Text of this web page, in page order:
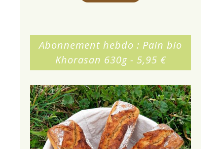
Abonnement hebdo : Pain bio
Khorasan 630g - 5,95 €